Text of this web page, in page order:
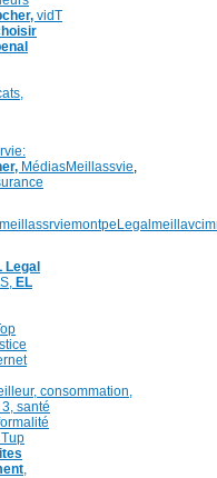
vidT
MédiasMeillassvie,
meillassrviemontpe
Legal
EL
consommation,
santé
Tup
,